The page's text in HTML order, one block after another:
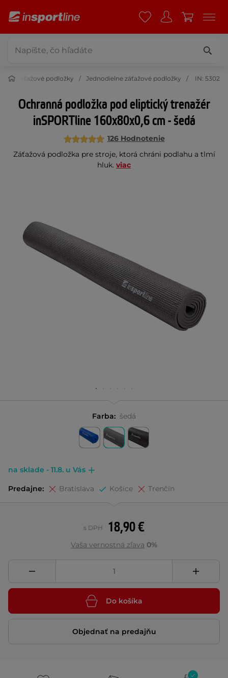
Záťažové podložky Jednodielne záťažové podložky IN: 5302
Ochranná podložka pod eliptický trenažér
inSPORTline 160x80x0,6 cm - šedá
126 Hodnotenie
Záťažová podložka pre stroje, ktorá chráni podlahu a tlmí
hluk. viac
Farba: šedá
na sklade - 11.8. u Vás
Predajne: Bratislava Košice Trenčín
18,90 €
s DPH
Vaša vernostná zľava 0%
Do košíka
Objednať na predajňu